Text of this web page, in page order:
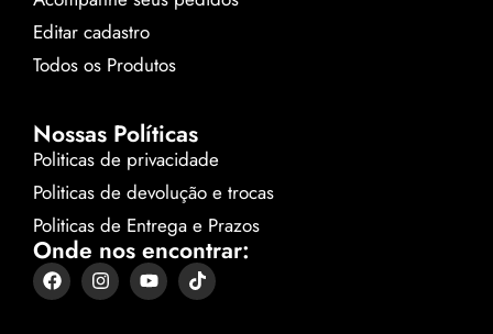
Editar cadastro
Todos os Produtos
Nossas Políticas
Politicas de privacidade
Politicas de devolução e trocas
Politicas de Entrega e Prazos
Onde nos encontrar: